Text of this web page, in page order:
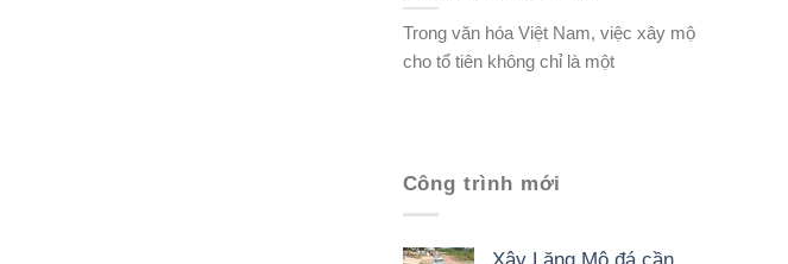
Trong văn hóa Việt Nam, việc xây mộ
cho tổ tiên không chỉ là một
Công trình mới